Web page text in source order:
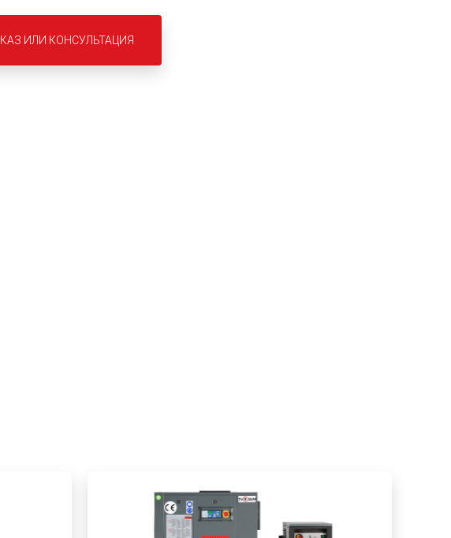
ИЛИ КОНСУЛЬТАЦИЯ